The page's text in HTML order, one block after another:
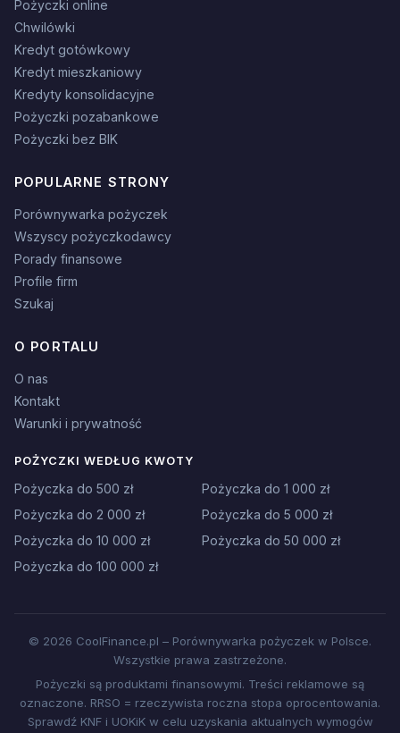
Pożyczki online
Chwilówki
Kredyt gotówkowy
Kredyt mieszkaniowy
Kredyty konsolidacyjne
Pożyczki pozabankowe
Pożyczki bez BIK
POPULARNE STRONY
Porównywarka pożyczek
Wszyscy pożyczkodawcy
Porady finansowe
Profile firm
Szukaj
O PORTALU
O nas
Kontakt
Warunki i prywatność
POŻYCZKI WEDŁUG KWOTY
Pożyczka do 500 zł
Pożyczka do 1 000 zł
Pożyczka do 2 000 zł
Pożyczka do 5 000 zł
Pożyczka do 10 000 zł
Pożyczka do 50 000 zł
Pożyczka do 100 000 zł
© 2026 CoolFinance.pl – Porównywarka pożyczek w Polsce.
Wszystkie prawa zastrzeżone.
Pożyczki są produktami finansowymi. Treści reklamowe są
oznaczone. RRSO = rzeczywista roczna stopa oprocentowania.
Sprawdź KNF i UOKiK w celu uzyskania aktualnych wymogów